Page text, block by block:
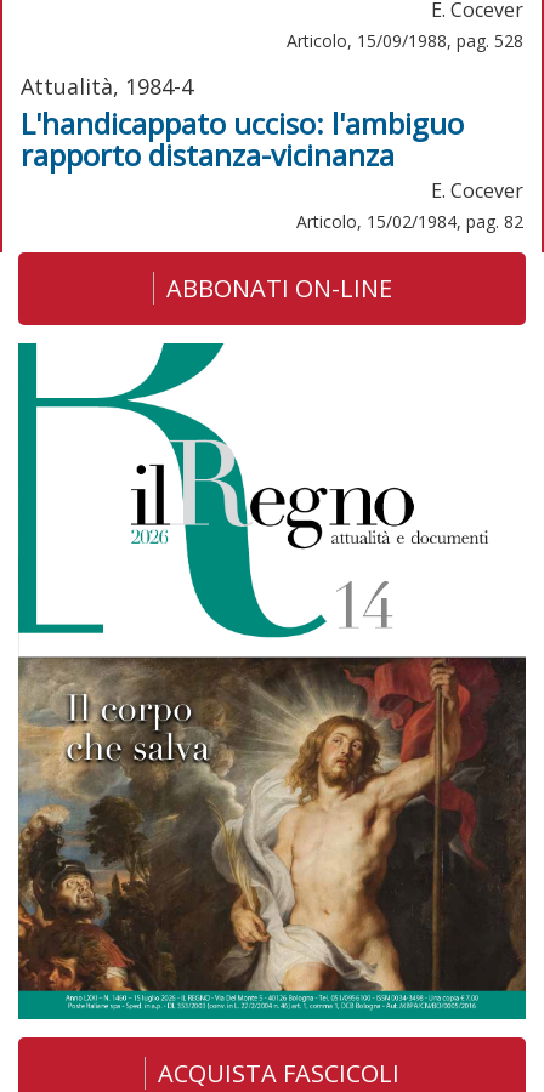
E. Cocever
Articolo, 15/09/1988, pag. 528
Attualità, 1984-4
L'handicappato ucciso: l'ambiguo
rapporto distanza-vicinanza
E. Cocever
Articolo, 15/02/1984, pag. 82
ABBONATI ON-LINE
ACQUISTA FASCICOLI